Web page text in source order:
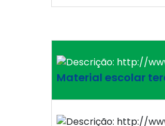
Material escolar